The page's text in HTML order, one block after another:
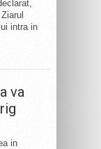
intra in
va
in